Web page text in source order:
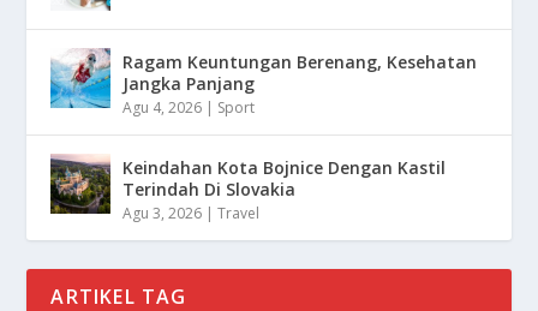
Ragam Keuntungan Berenang, Kesehatan
Jangka Panjang
Agu 4, 2026 | Sport
Keindahan Kota Bojnice Dengan Kastil
Terindah Di Slovakia
Agu 3, 2026 |Travel
ARTIKEL TAG